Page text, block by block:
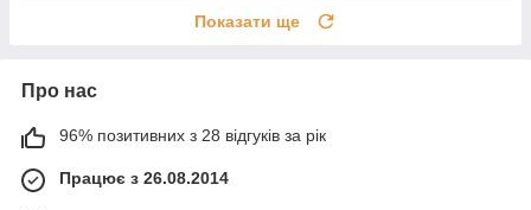
Показати ще
Про нас
96% позитивних з 28 відгуків за рік
Працює з 26.08.2014